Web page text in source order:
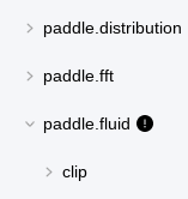
paddle.distribution
paddle.fft
paddle.fluid
clip